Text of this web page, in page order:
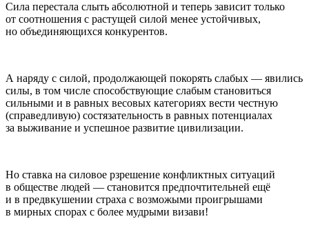
Сила перестала слыть абсолютной и теперь зависит только
от соотношения с растущей силой менее устойчивых,
но объединяющихся конкурентов.
А наряду с силой, продолжающей покорять слабых — явились
силы, в том числе способствующие слабым становиться
сильными и в равных весовых категориях вести честную
(справедливую) состязательность в равных потенциалах
за выживание и успешное развитие цивилизации.
Но ставка на силовое рзрешение конфликтных ситуаций
в обществе людей — становится предпочтительней ещё
и в предвкушении страха с возможыми проигрышами
в мирных спорах с более мудрыми визави!